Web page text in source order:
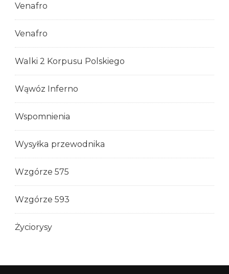
Venafro
Venafro
Walki 2 Korpusu Polskiego
Wąwóz Inferno
Wspomnienia
Wysyłka przewodnika
Wzgórze 575
Wzgórze 593
Życiorysy